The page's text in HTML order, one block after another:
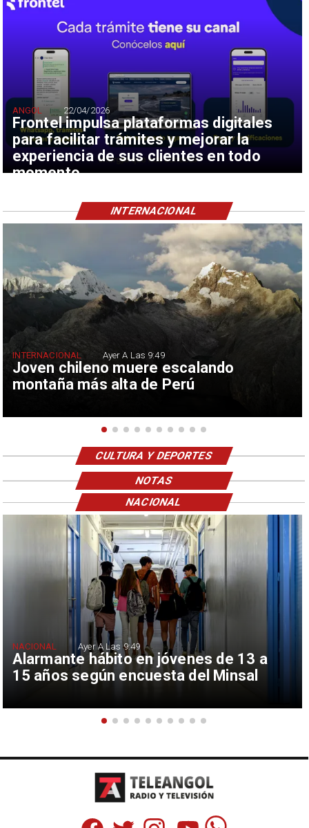
Frontel impulsa plataformas digitales
para facilitar trámites y mejorar la
experiencia de sus clientes en todo
momento
ANGOL 22/04/2026
Joven chileno muere escalando
montaña más alta de Perú
INTERNACIONAL Ayer A Las 9:49
INTERNACIONAL
CULTURA Y DEPORTES
NOTAS
Alarmante hábito en jóvenes de 13 a
15 años según encuesta del Minsal
NACIONAL Ayer A Las 9:49
NACIONAL